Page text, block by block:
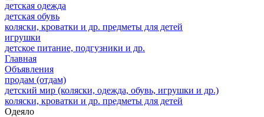
детская одежда
детская обувь
коляски, кроватки и др. предметы для детей
игрушки
детское питание, подгузники и др.
Главная
Объявления
продам (отдам)
детский мир (коляски, одежда, обувь, игрушки и др.)
коляски, кроватки и др. предметы для детей
Одеяло